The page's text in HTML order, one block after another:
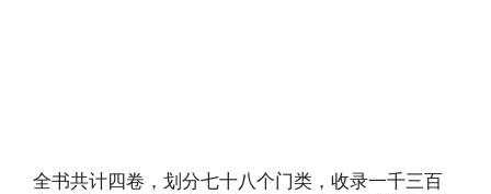
全书共计四卷，划分七十八个门类，收录一千三百